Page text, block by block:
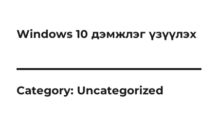
Windows 10 дэмжлэг үзүүлэх
Category: Uncategorized